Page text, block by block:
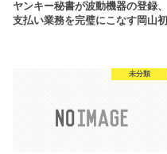
ヤンキー秘書が波動機器の登録、
支払い業務を完璧にこなす岡山初
未分類